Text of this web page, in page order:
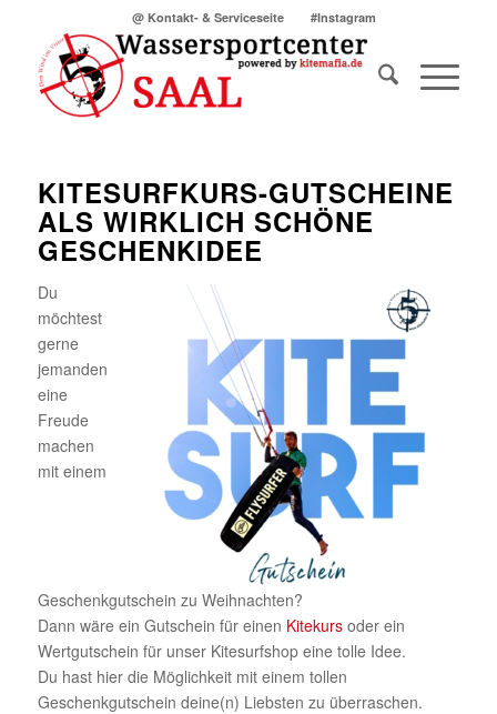
@ Kontakt- & Serviceseite #Instagram
KITESURFKURS-GUTSCHEINE
ALS WIRKLICH SCHÖNE
GESCHENKIDEE
Du
möchtest
gerne
jemanden
eine
Freude
machen
mit einem
Geschenkgutschein zu Weihnachten?
Dann wäre ein Gutschein für einen Kitekursoder ein
Wertgutschein für unser Kitesurfshop eine tolle Idee.
Du hast hier die Möglichkeit mit einem tollen
Geschenkgutschein deine(n) Liebsten zu überraschen.